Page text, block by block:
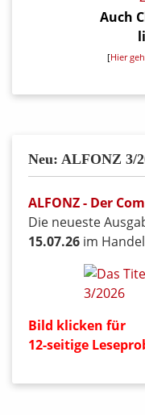
Auch
[Hier
Neu: ALFONZ 3/
ALFONZ - Der
Die neueste
15.07.26 im
Bild klicken für
12-seitige